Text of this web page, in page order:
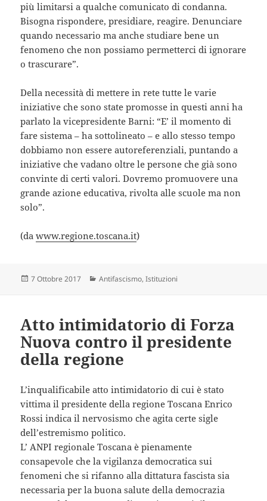
più limitarsi a qualche comunicato di condanna.
Bisogna rispondere, presidiare, reagire. Denunciare
quando necessario ma anche studiare bene un
fenomeno che non possiamo permetterci di ignorare
o trascurare”.
Della necessità di mettere in rete tutte le varie
iniziative che sono state promosse in questi anni ha
parlato la vicepresidente Barni: “E’ il momento di
fare sistema – ha sottolineato – e allo stesso tempo
dobbiamo non essere autoreferenziali, puntando a
iniziative che vadano oltre le persone che già sono
convinte di certi valori. Dovremo promuovere una
grande azione educativa, rivolta alle scuole ma non
solo”.
(dawww.regione.toscana.it)
Scritto
7 Ottobre 2017 Categorie
Antifascismo,Istituzioni
Atto intimidatorio di Forza
Nuova contro il presidente
della regione
L’inqualificabile atto intimidatorio di cui è stato
vittima il presidente della regione Toscana Enrico
Rossi indica il nervosismo che agita certe sigle
dell’estremismo politico.
L’ ANPI regionale Toscana è pienamente
consapevole che la vigilanza democratica sui
fenomeni che si rifanno alla dittatura fascista sia
necessaria per la buona salute della democrazia